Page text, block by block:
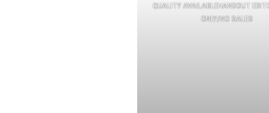
QUALITY AVAILABLEHANDOUT
ONLY/NO SALES